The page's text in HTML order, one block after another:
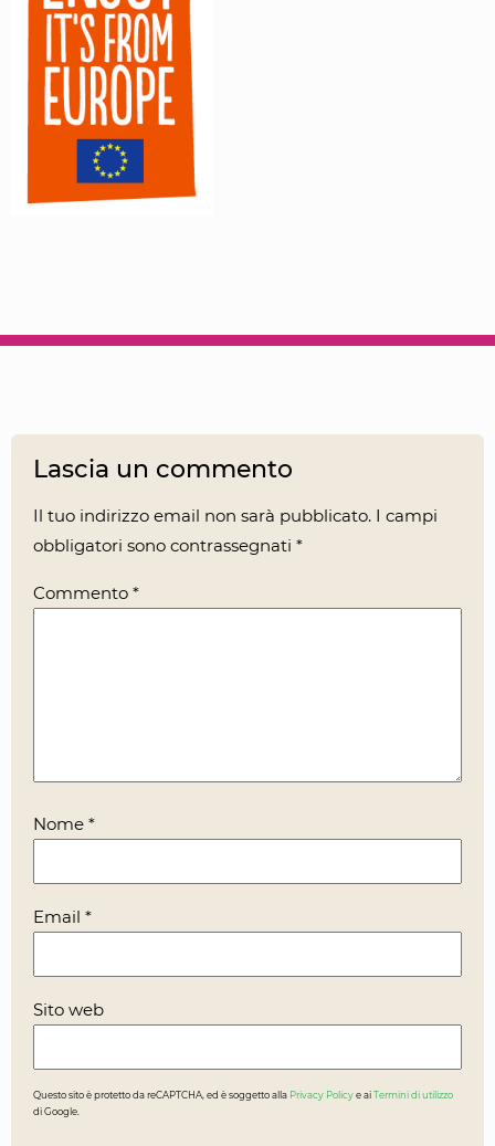
Lascia un commento
Il tuo indirizzo email non sarà pubblicato. I campi
obbligatori sono contrassegnati *
Commento *
Nome *
Email *
Sito web
Questo sito è protetto da reCAPTCHA, ed è soggetto alla Privacy Policy e ai Termini di utilizzo
di Google.